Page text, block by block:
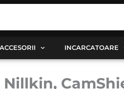
ACCESORII INCARCATOARE